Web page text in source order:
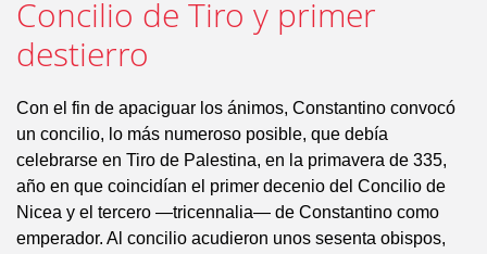
Concilio de Tiro y primer
destierro
Con el fin de apaciguar los ánimos, Constantino convocó
un concilio, lo más numeroso posible, que debía
celebrarse en Tiro de Palestina, en la primavera de 335,
año en que coincidían el primer decenio del Concilio de
Nicea y el tercero —tricennalia— de Constantino como
emperador. Al concilio acudieron unos sesenta obispos,